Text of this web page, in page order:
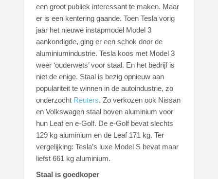
een groot publiek interessant te maken. Maar
er is een kentering gaande. Toen Tesla vorig
jaar het nieuwe instapmodel Model 3
aankondigde, ging er een schok door de
aluminiumindustrie. Tesla koos met Model 3
weer ‘ouderwets’ voor staal. En het bedrijf is
niet de enige. Staal is bezig opnieuw aan
populariteit te winnen in de autoindustrie, zo
onderzocht Reuters. Zo verkozen ook Nissan
en Volkswagen staal boven aluminium voor
hun Leaf en e-Golf. De e-Golf bevat slechts
129 kg aluminium en de Leaf 171 kg. Ter
vergelijking: Tesla’s luxe Model S bevat maar
liefst 661 kg aluminium.
Staal is goedkoper